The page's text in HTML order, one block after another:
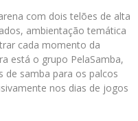
com dois telões de alta
ambientação temática
cada momento da
está o grupo PelaSamba,
de samba para os palcos
nos dias de jogos